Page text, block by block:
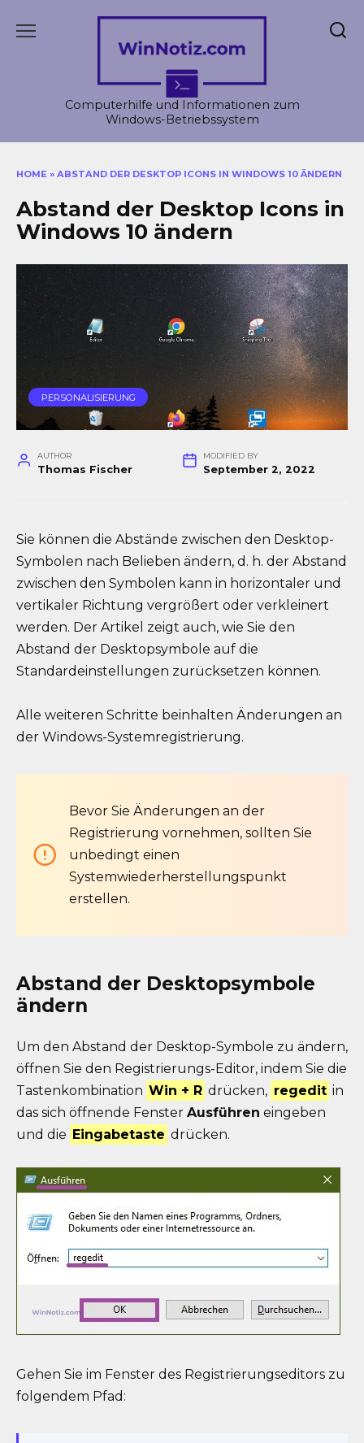
Computerhilfe und Informationen zum
Windows-Betriebssystem
HOME » ABSTAND DER DESKTOP ICONS IN WINDOWS 10 ÄNDERN
Abstand der Desktop Icons in
Windows 10 ändern
PERSONALISIERUNG
AUTHOR
Thomas Fischer
MODIFIED BY
September 2, 2022
Sie können die Abstände zwischen den Desktop-
Symbolen nach Belieben ändern, d. h. der Abstand
zwischen den Symbolen kann in horizontaler und
vertikaler Richtung vergrößert oder verkleinert
werden. Der Artikel zeigt auch, wie Sie den
Abstand der Desktopsymbole auf die
Standardeinstellungen zurücksetzen können.
Alle weiteren Schritte beinhalten Änderungen an
der Windows-Systemregistrierung.
Bevor Sie Änderungen an der
Registrierung vornehmen, sollten Sie
unbedingt einen
Systemwiederherstellungspunkt
erstellen.
Abstand der Desktopsymbole
ändern
Um den Abstand der Desktop-Symbole zu ändern,
öffnen Sie den Registrierungs-Editor, indem Sie die
Tastenkombination Win + R drücken, regedit in
das sich öffnende Fenster Ausführen eingeben
und die Eingabetaste drücken.
Gehen Sie im Fenster des Registrierungseditors zu
folgendem Pfad: